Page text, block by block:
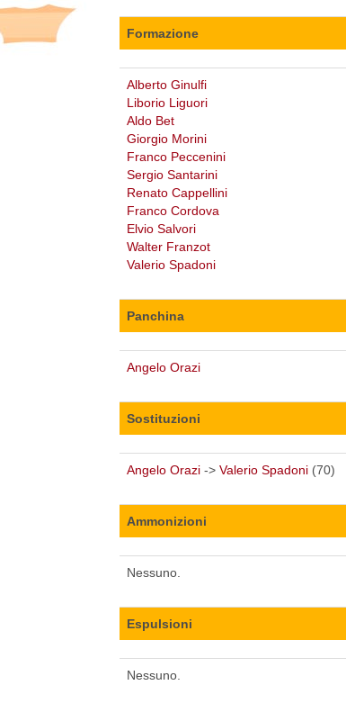
Formazione
Alberto Ginulfi
Liborio Liguori
Aldo Bet
Giorgio Morini
Franco Peccenini
Sergio Santarini
Renato Cappellini
Franco Cordova
Elvio Salvori
Walter Franzot
Valerio Spadoni
Panchina
Angelo Orazi
Sostituzioni
Angelo Orazi -> Valerio Spadoni (70)
Ammonizioni
Nessuno.
Espulsioni
Nessuno.